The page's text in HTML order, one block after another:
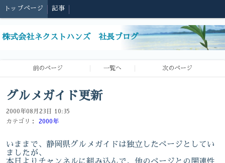
トップページ 記事
株式会社ネクストハンズ 社長ブログ
前のページ 一覧へ 次のページ
グルメガイド更新
2000年08月23日 10:35
カテゴリ：
2000年
いままで、静岡県グルメガイドは独立したページとしてい
ましたが、